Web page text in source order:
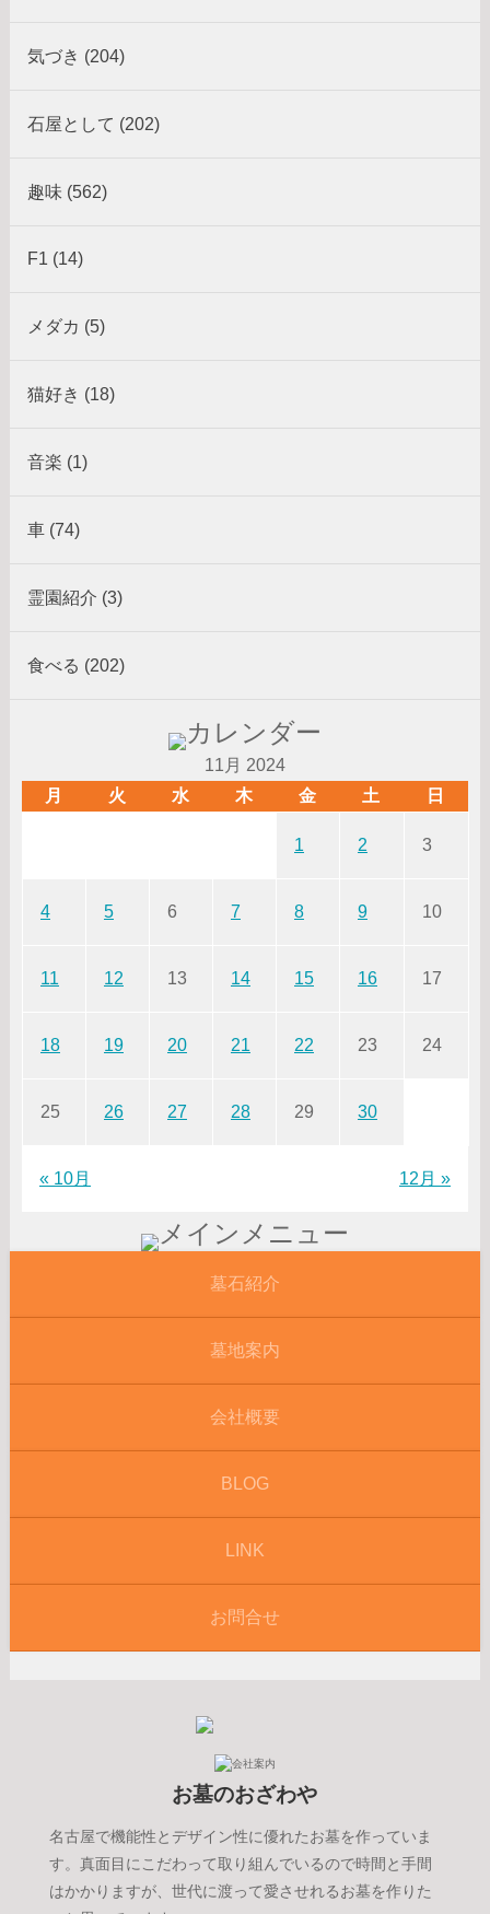
気づき (204)
石屋として (202)
趣味 (562)
F1 (14)
メダカ (5)
猫好き (18)
音楽 (1)
車 (74)
霊園紹介 (3)
食べる (202)
11月 2024
月
火 水 木 金 土 日
« 10月 12月 »
1 2 3
4 5 6 7 8 9 10
11 12 13 14 15 16 17
18 19 20 21 22 23 24
25 26 27 28 29 30
墓石紹介
墓地案内
会社概要
BLOG
LINK
お問合せ
お墓のおざわや
名古屋で機能性とデザイン性に優れたお墓を作っていま
す。真面目にこだわって取り組んでいるので時間と手間
はかかりますが、世代に渡って愛させれるお墓を作りた